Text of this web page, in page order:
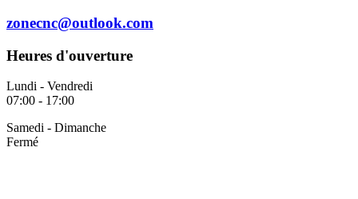
zonecnc@outlook.com
Heures d'ouverture
Lundi - Vendredi
07:00 - 17:00
Samedi - Dimanche
Fermé